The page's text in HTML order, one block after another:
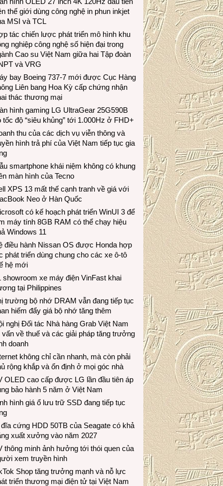
thế giới dùng công nghệ in phun inkjet
MSI và TCL
tác chiến lược phát triển mô hình khu
nghiệp công nghệ số hiện đại trong
Cao su Việt Nam giữa hai Tập đoàn
và VRG
bay Boeing 737-7 mới được Cục Hàng
Liên bang Hoa Kỳ cấp chứng nhận
thác thương mại
hình gaming LG UltraGear 25G590B
tốc độ “siêu khủng” tới 1.000Hz ở FHD+
thu của các dịch vụ viễn thông và
hình trả phí của Việt Nam tiếp tục gia
smartphone khái niệm không có khung
màn hình của Tecno
XPS 13 mất thế cạnh tranh về giá với
Neo ở Hàn Quốc
có kế hoạch phát triển WinUI 3 để
máy tính 8GB RAM có thể chạy hiệu
Windows 11
điều hành Nissan OS được Honda hợp
phát triển dùng chung cho các xe ô-tô
hệ mới
showroom xe máy điện VinFast khai
tại Philippines
trường bộ nhớ DRAM vẫn đang tiếp tục
hiếm đẩy giá bộ nhớ tăng thêm
nghị Đối tác Nhà hàng Grab Việt Nam
về thuế và các giải pháp tăng trưởng
doanh
không chỉ cần nhanh, mà còn phải
rộng khắp và ổn định ở mọi góc nhà
OLED cao cấp được LG lần đầu tiên áp
bảo hành 5 năm ở Việt Nam
hình giá ổ lưu trữ SSD đang tiếp tục
cứng HDD 50TB của Seagate có khả
xuất xưởng vào năm 2027
thông minh ảnh hưởng tới thói quen của
xem truyền hình
Shop tăng trưởng mạnh và nỗ lực
triển thương mại điện tử tại Việt Nam